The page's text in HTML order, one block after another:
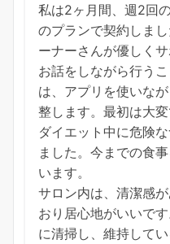
私は2ヶ月間、週2回
のプランで契約しま
ーナーさんが優しく
お話をしながら行う
は、アプリを使いな
整します。最初は大
ダイエット中に危険
ました。今までの食
います。
サロン内は、清潔感
おり居心地がいいで
に清掃し、維持して